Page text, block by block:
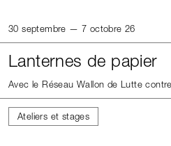
30 septembre — 7 octobre 26
Lanternes de papier
Avec le Réseau Wallon de Lutte
Ateliers et stages